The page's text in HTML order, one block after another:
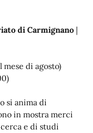
di Carmignano |
mese di agosto)
si anima di
in mostra merci
e di studi